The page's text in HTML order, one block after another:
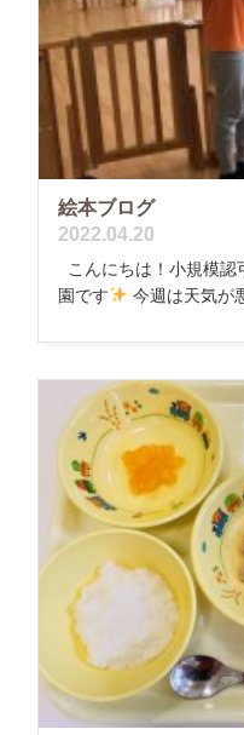
絵本ブログ
2022.04.20
こんにちは！小規模認
園です
今週は天気が